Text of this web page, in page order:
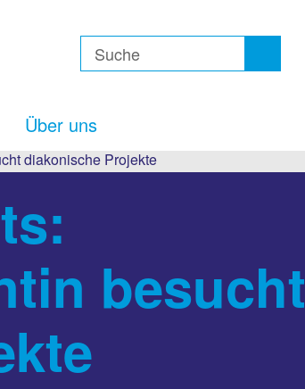
Über uns
diakonische Projekte
besucht